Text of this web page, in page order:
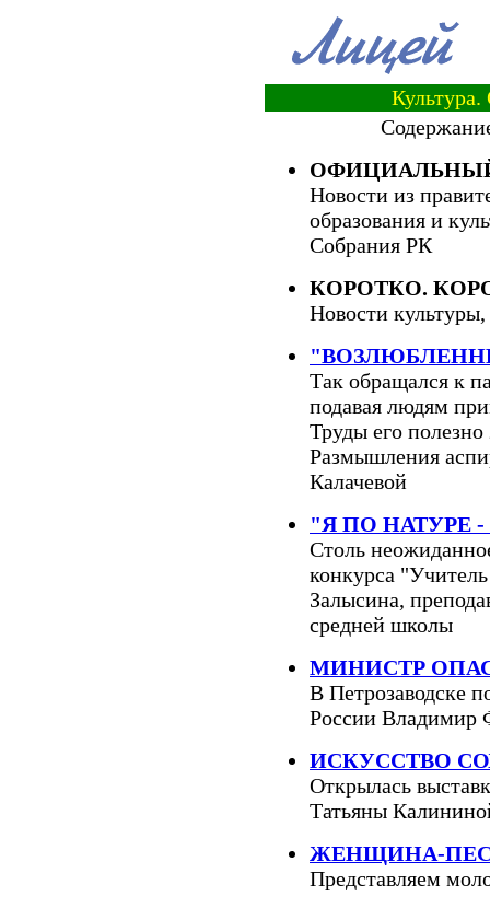
Новости из
образования и
Собрания РК
КОРОТКО.
Новости
Так обращался к
подавая людям
Труды его
Размышления
Калачевой
"Я ПО НАТУРЕ
Столь
конкурса
Залысина,
средней школы
МИНИСТР
В Петрозаводске
России Владимир
ИСКУССТВО
Открылась
Татьяны
ЖЕНЩИНА-
Представляем